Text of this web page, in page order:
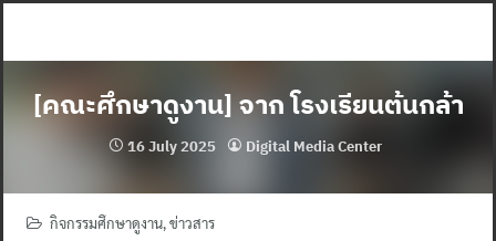
[คณะศึกษาดูงาน] จาก โรงเรียนต้นกล้า
16 July 2025 Digital Media Center
กิจกรรมศึกษาดูงาน,ข่าวสาร